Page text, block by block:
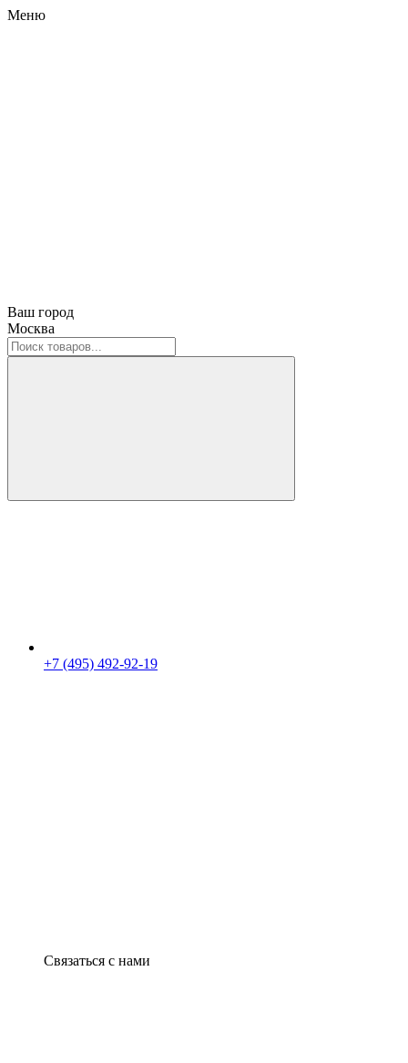
Меню
Ваш город
Москва
+7 (495) 492-92-19
Связаться с нами